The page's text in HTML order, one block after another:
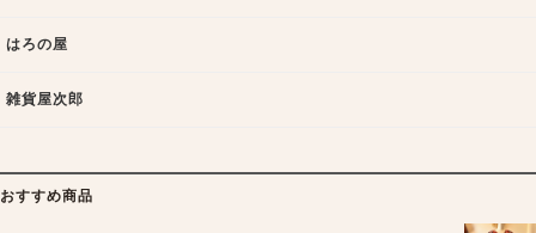
はろの屋
雑貨屋次郎
おすすめ商品